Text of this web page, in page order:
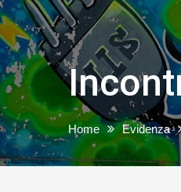
Home Evidenza